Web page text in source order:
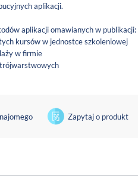
aplikacji.
aplikacji omawianych w publikacji:
kursów w jednostce szkoleniowej
w firmie
Zapytaj o produkt